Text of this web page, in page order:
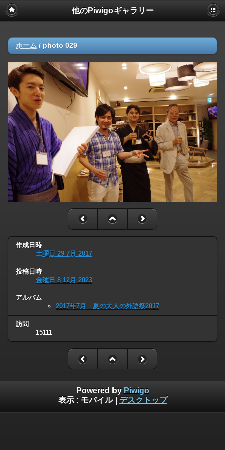
他のPiwigoギャラリー
ホーム / photo 029
作成日時
土曜日 29 7月 2017
投稿日時
金曜日 8 12月 2023
アルバム
2017年7月 夏の大人の外語祭2017
訪問
15111
Powered by Piwigo
表示 : モバイル| デスクトップ